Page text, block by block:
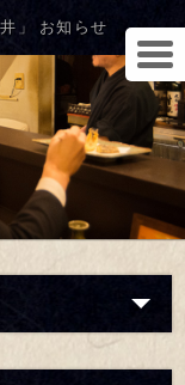
」 お知らせ